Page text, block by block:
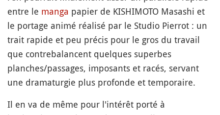
entre le manga papier de KISHIMOTO Masashi et
le portage animé réalisé par le Studio Pierrot : un
trait rapide et peu précis pour le gros du travail
que contrebalancent quelques superbes
planches/passages, imposants et racés, servant
une dramaturgie plus profonde et temporaire.
Il en va de même pour l'intérêt porté à